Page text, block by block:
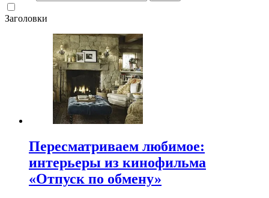
Заголовки
Пересматриваем любимое:
интерьеры из кинофильма
«Отпуск по обмену»